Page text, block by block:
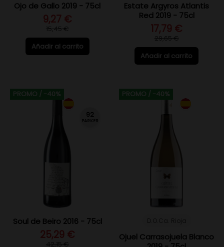
Ojo de Gallo 2019 - 75cl
9,27 €
15,45 €
Añadir al carrito
Estate Argyros Atlantis
Red 2019 - 75cl
17,79 €
29,65 €
Añadir al carrito
PROMO / -40%
92
PARKER
Soul de Beiro 2016 - 75cl
25,29 €
42,15 €
PROMO / -40%
Ojuel Carrasojuela Blanco